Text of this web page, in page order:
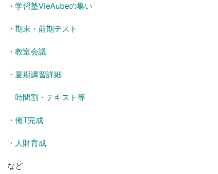
・学習塾VieAubeの集い
・期末・前期テスト
・教室会議
・夏期講習詳細
時間割・テキスト等
・俺T完成
・人財育成
など